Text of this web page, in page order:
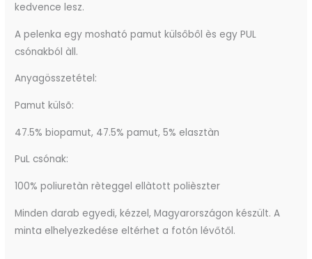
kedvence lesz.
A pelenka egy mosható pamut külsôbôl ès egy PUL
csónakból àll.
Anyagösszetétel:
Pamut külsõ:
47.5% biopamut, 47.5% pamut, 5% elasztàn
PuL csónak:
100% poliuretàn rèteggel ellàtott polièszter
Minden darab egyedi, kézzel, Magyarországon készült. A
minta elhelyezkedése eltérhet a fotón lévőtől.